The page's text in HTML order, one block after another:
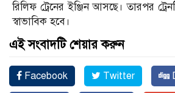
রিলিফ ট্রেনের ইঞ্জিন আসছে। তারপর
স্বাভাবিক হবে।
এই সংবাদটি শেয়ার করুন
Facebook Twitter